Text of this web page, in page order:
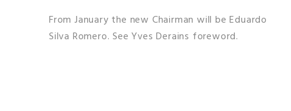
From January the new Chairman will be Eduardo
Silva Romero. See Yves Derains foreword.